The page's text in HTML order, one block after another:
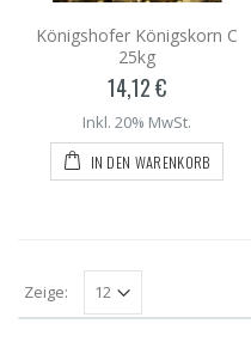
Königshofer Königskorn C
25kg
14,12 €
Inkl. 20% MwSt.
IN DEN WARENKORB
Zeige: